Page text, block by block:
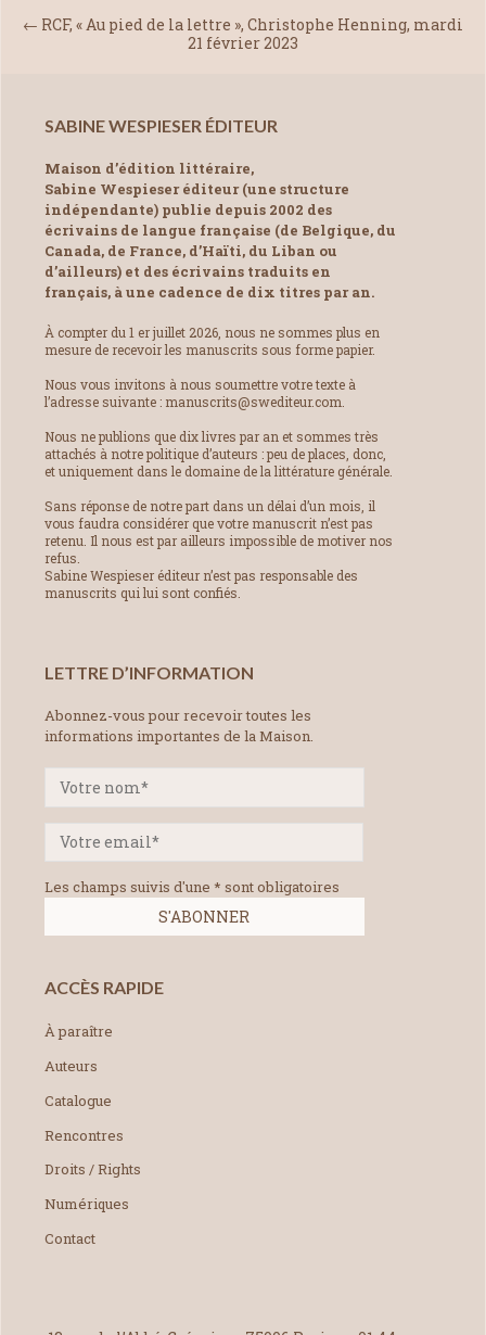
← RCF, « Au pied de la lettre », Christophe Henning, mardi
21 février 2023
SABINE WESPIESER ÉDITEUR
Maison d’édition littéraire,
Sabine Wespieser éditeur (une structure
indépendante) publie depuis 2002 des
écrivains de langue française (de Belgique, du
Canada, de France, d’Haïti, du Liban ou
d’ailleurs) et des écrivains traduits en
français, à une cadence de dix titres par an.
À compter du 1 er juillet 2026, nous ne sommes plus en
mesure de recevoir les manuscrits sous forme papier.
Nous vous invitons à nous soumettre votre texte à
l’adresse suivante : manuscrits@swediteur.com.
Nous ne publions que dix livres par an et sommes très
attachés à notre politique d’auteurs : peu de places, donc,
et uniquement dans le domaine de la littérature générale.
Sans réponse de notre part dans un délai d’un mois, il
vous faudra considérer que votre manuscrit n’est pas
retenu. Il nous est par ailleurs impossible de motiver nos
refus.
Sabine Wespieser éditeur n’est pas responsable des
manuscrits qui lui sont confiés.
LETTRE D’INFORMATION
Abonnez-vous pour recevoir toutes les
informations importantes de la Maison.
Les champs suivis d'une * sont obligatoires
ACCÈS RAPIDE
À paraître
Auteurs
Catalogue
Rencontres
Droits / Rights
Numériques
Contact